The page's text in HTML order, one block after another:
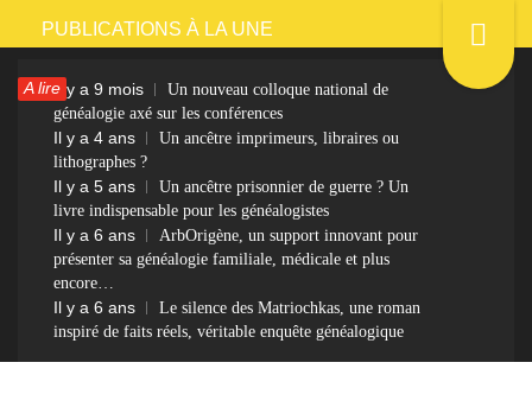
Passer
contenu
PUBLICATIONS À LA UNE
A lireIl y a 9 mois
Un nouveau colloque national de
généalogie axé sur les conférences
Il y a 4 ans
Un ancêtre imprimeurs, libraires ou
lithographes ?
Il y a 5 ans
Un ancêtre prisonnier de guerre ? Un
livre indispensable pour les généalogistes
Il y a 6 ans
ArbOrigène, un support innovant pour
présenter sa généalogie familiale, médicale et plus
encore…
Il y a 6 ans
Le silence des Matriochkas, une roman
inspiré de faits réels, véritable enquête généalogique